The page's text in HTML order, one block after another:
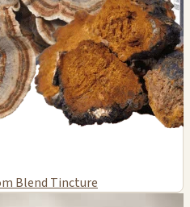
Blend Tincture